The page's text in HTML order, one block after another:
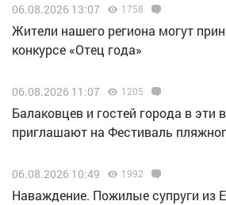
06.08.2026 13:07 1758
Жители нашего региона могут
конкурсе «Отец года»
06.08.2026 11:07 1205
Балаковцев и гостей города в эти
приглашают на Фестиваль
06.08.2026 10:49 1992
Наваждение. Пожилые супруги из